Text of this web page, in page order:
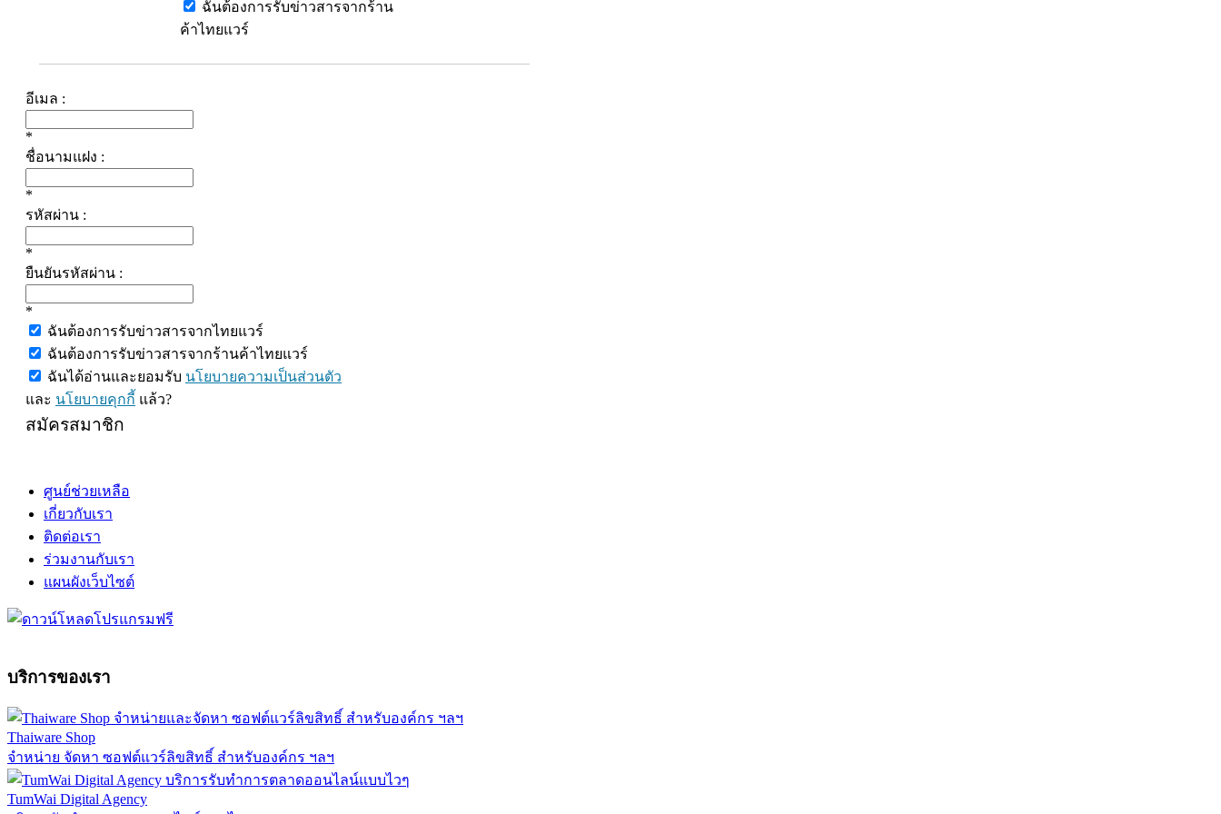
ฉันต้องการรับข่าวสารจากร้าน
ค้าไทยแวร์
อีเมล :
*
ชื่อนามแฝง :
*
รหัสผ่าน :
*
ยืนยันรหัสผ่าน :
*
ฉันต้องการรับข่าวสารจากไทยแวร์
ฉันต้องการรับข่าวสารจากร้านค้าไทยแวร์
ฉันได้อ่านและยอมรับ นโยบายความเป็นส่วนตัว
และ นโยบายคุกกี้ แล้ว?
สมัครสมาชิก
ศูนย์ช่วยเหลือ
เกี่ยวกับเรา
ติดต่อเรา
ร่วมงานกับเรา
แผนผังเว็บไซต์
บริการของเรา
Thaiware Shop
จำหน่าย จัดหา ซอฟต์แวร์ลิขสิทธิ์ สำหรับองค์กร ฯลฯ
TumWai Digital Agency